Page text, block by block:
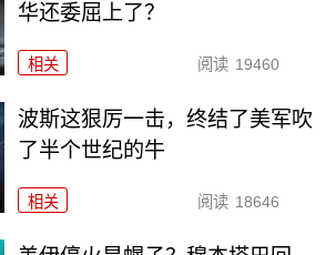
华还委屈上了？
相关 阅读 19460
波斯这狠厉一击，终结了美军吹
了半个世纪的牛
相关 阅读 18646